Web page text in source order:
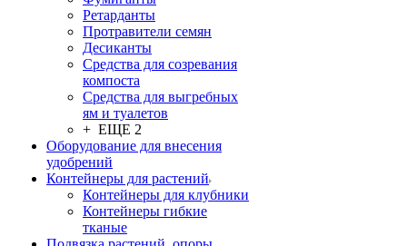
Ретарданты
Протравители семян
Десиканты
Средства для созревания
компоста
Средства для выгребных
ям и туалетов
+ ЕЩЕ 2
Оборудование для внесения
удобрений
Контейнеры для растений
Контейнеры для клубники
Контейнеры гибкие
тканые